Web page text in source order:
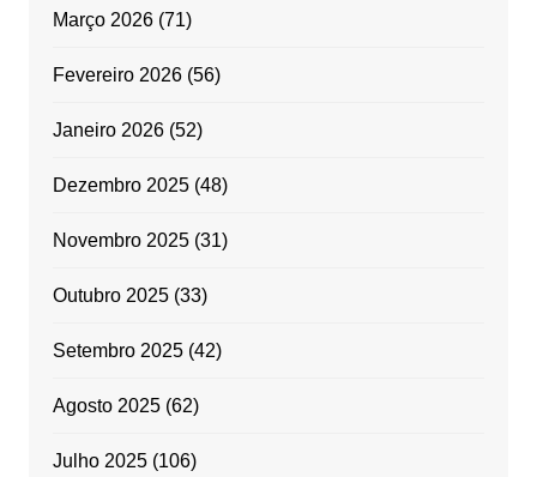
Março 2026(71)
Fevereiro 2026(56)
Janeiro 2026(52)
Dezembro 2025(48)
Novembro 2025(31)
Outubro 2025(33)
Setembro 2025(42)
Agosto 2025(62)
Julho 2025(106)